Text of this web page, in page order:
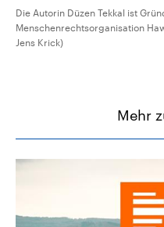
Die Autorin Düzen Tekkal ist
Menschenrechtsorganisation
Jens Krick)
Mehr